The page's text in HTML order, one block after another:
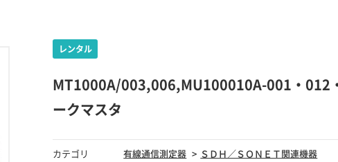
MT1000A/003,006,MU100010A-001・012
ークマスタ
カテゴリ 有線通信測定器 ＳＤＨ／ＳＯＮＥＴ関連機器